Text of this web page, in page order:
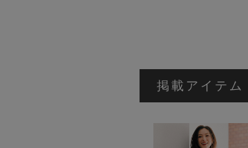
掲載アイテム